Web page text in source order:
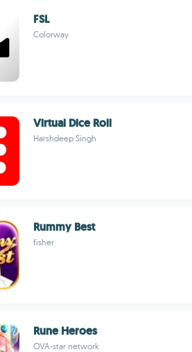
FSL
Colorway
Virtual Dice Roll
Harshdeep Singh
Rummy Best
fisher
Rune Heroes
OVA-star network